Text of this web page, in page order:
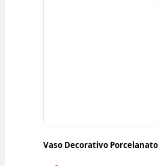
Vaso Decorativo